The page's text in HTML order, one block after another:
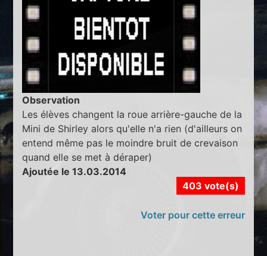
Observation
Les élèves changent la roue arrière-gauche de la
Mini de Shirley alors qu'elle n'a rien (d'ailleurs on
entend même pas le moindre bruit de crevaison
quand elle se met à déraper)
Ajoutée le 13.03.2014
403 vote(s)
Voter pour cette erreur